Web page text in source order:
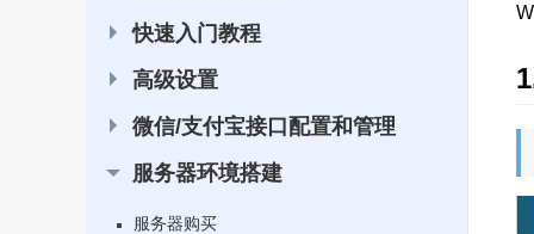
快速入门教程
高级设置
微信/支付宝接口配置和管理
服务器环境搭建
服务器购买